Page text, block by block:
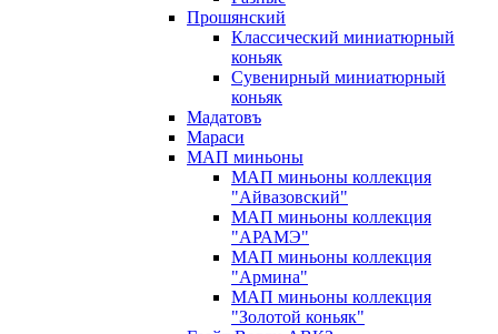
Прошянский
Классический миниатюрный
коньяк
Сувенирный миниатюрный
коньяк
Мадатовъ
Мараси
МАП миньоны
МАП миньоны коллекция
"Айвазовский"
МАП миньоны коллекция
"АРАМЭ"
МАП миньоны коллекция
"Армина"
МАП миньоны коллекция
"Золотой коньяк"